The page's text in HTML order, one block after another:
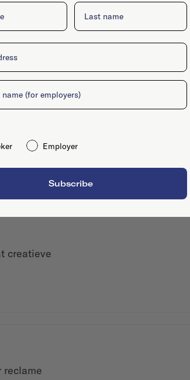
creatieve
Last name
Employer
Subscribe